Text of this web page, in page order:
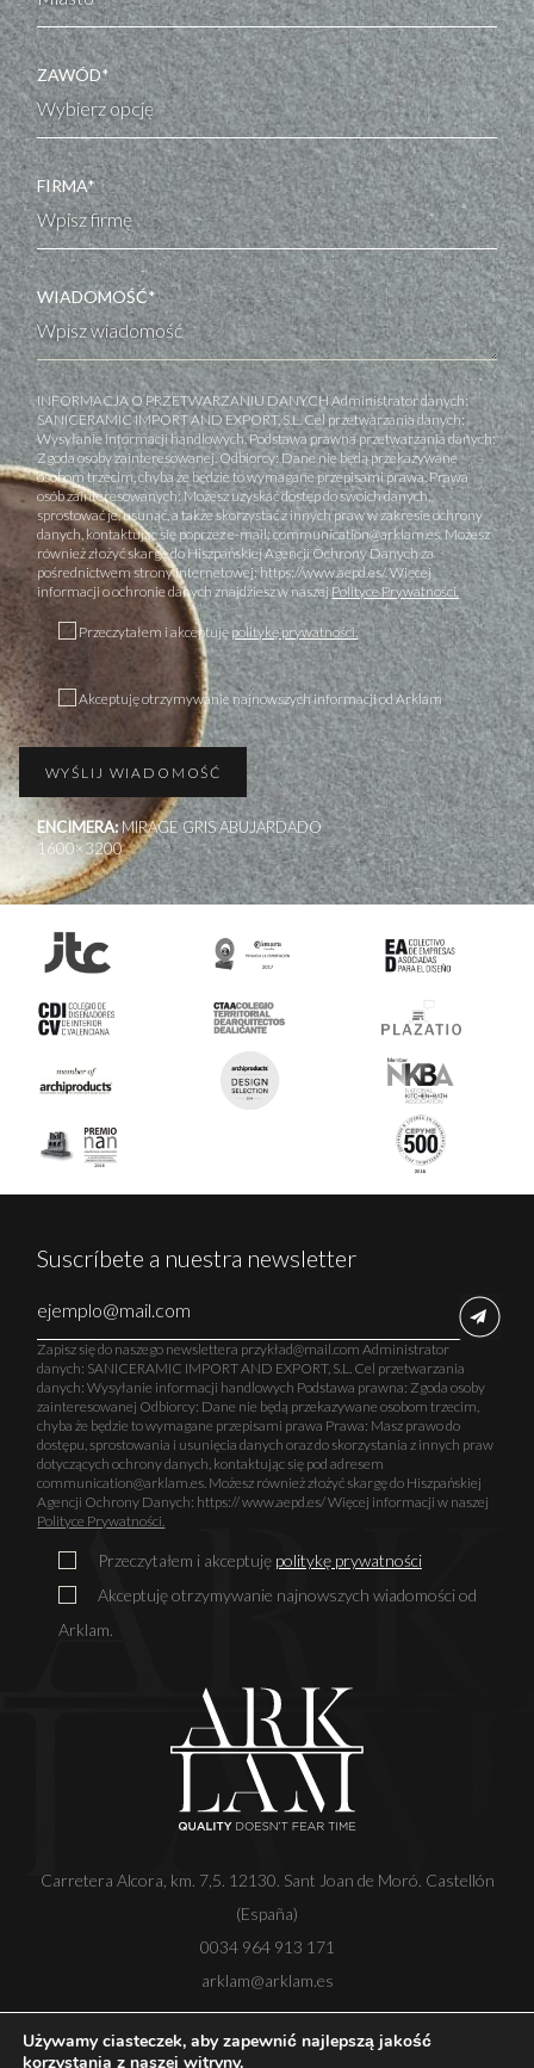
ENCIMERA:MIRAGE GRIS ABUJARDADO
1600×3200
ZAWÓD*
FIRMA*
WIADOMOŚĆ*
INFORMACJA O PRZETWARZANIU DANYCH Administrator danych:
SANICERAMIC IMPORT AND EXPORT, S.L. Cel przetwarzania danych:
Wysyłanie informacji handlowych. Podstawa prawna przetwarzania danych:
Zgoda osoby zainteresowanej. Odbiorcy: Dane nie będą przekazywane
osobom trzecim, chyba że będzie to wymagane przepisami prawa. Prawa
osób zainteresowanych: Możesz uzyskać dostęp do swoich danych,
sprostować je, usunąć, a także skorzystać z innych praw w zakresie ochrony
danych, kontaktując się poprzez e-mail: communication@arklam.es. Możesz
również złożyć skargę do Hiszpańskiej Agencji Ochrony Danych za
pośrednictwem strony internetowej: https://www.aepd.es/. Więcej
informacji o ochronie danych znajdziesz w naszejPolityce Prywatności.
Przeczytałem i akceptujępolitykę prywatności.
Akceptuję otrzymywanie najnowszych informacji od Arklam
Carretera Alcora, km. 7,5. 12130. Sant Joan de Moró. Castellón
(España)
0034 964 913 171
arklam@arklam.es
Suscríbete a nuestra newsletter
Zapisz się do naszego newslettera przykład@mail.com Administrator
danych: SANICERAMIC IMPORT AND EXPORT, S.L. Cel przetwarzania
danych: Wysyłanie informacji handlowych Podstawa prawna: Zgoda osoby
zainteresowanej Odbiorcy: Dane nie będą przekazywane osobom trzecim,
chyba że będzie to wymagane przepisami prawa Prawa: Masz prawo do
dostępu, sprostowania i usunięcia danych oraz do skorzystania z innych praw
dotyczących ochrony danych, kontaktując się pod adresem
communication@arklam.es. Możesz również złożyć skargę do Hiszpańskiej
Agencji Ochrony Danych: https:// www.aepd.es/ Więcej informacji w naszej
Polityce Prywatności.
Przeczytałem i akceptuję politykę prywatności
Akceptuję otrzymywanie najnowszych wiadomości od
Arklam.
Używamy ciasteczek, aby zapewnić najlepszą jakość
korzystania z naszej witryny.